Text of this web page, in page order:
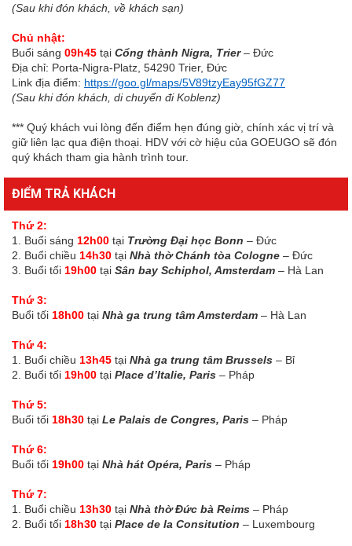
(Sau khi đón khách, về khách sạn)
Chủ nhật:
Buổi sáng 09h45 tại Cổng thành Nigra, Trier– Đức
Địa chỉ: Porta-Nigra-Platz, 54290 Trier, Đức
Link địa điểm: https://goo.gl/maps/5V89tzyEay95fGZ77
(Sau khi đón khách, di chuyển đi Koblenz)
*** Quý khách vui lòng đến điểm hẹn đúng giờ, chính xác vị trí và
giữ liên lạc qua điện thoại. HDV với cờ hiệu của GOEUGO sẽ đón
quý khách tham gia hành trình tour.
ĐIỂM TRẢ KHÁCH
Thứ 2:
1. Buổi sáng 12h00 tại Trường Đại học Bonn – Đức
2. Buổi chiều 14h30 tại Nhà thờ Chánh tòa Cologne – Đức
3. Buổi tối 19h00 tại Sân bay Schiphol, Amsterdam – Hà Lan
Thứ 3:
Buổi tối 18h00 tại Nhà ga trung tâm Amsterdam – Hà Lan
Thứ 4:
1. Buổi chiều 13h45 tại Nhà ga trung tâm Brussels – Bỉ
2. Buổi tối 19h00 tại Place d’Italie, Paris – Pháp
Thứ 5:
Buổi tối 18h30 tại Le Palais de Congres, Paris – Pháp
Thứ 6:
Buổi tối 19h00 tại Nhà hát Opéra, Paris – Pháp
Thứ 7:
1. Buổi chiều 13h30 tại Nhà thờ Đức bà Reims – Pháp
2. Buổi tối 18h30 tại Place de la Consitution – Luxembourg